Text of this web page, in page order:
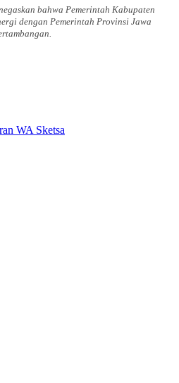
bahwa Pemerintah Kabupaten
dengan Pemerintah Provinsi Jawa